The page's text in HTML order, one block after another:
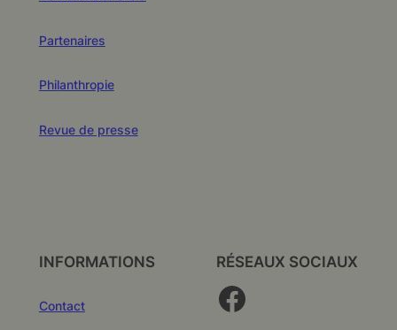
Partenaires
Philanthropie
Revue de presse
INFORMATIONS
Contact
RÉSEAUX SOCIAUX
Facebook